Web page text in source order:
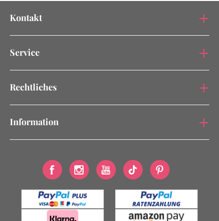
Kontakt
Service
Rechtliches
Information